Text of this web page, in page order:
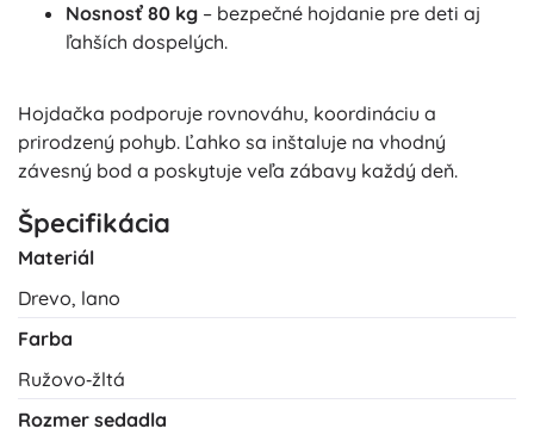
Nosnosť 80 kg – bezpečné hojdanie pre deti aj
ľahších dospelých.
Hojdačka podporuje rovnováhu, koordináciu a
prirodzený pohyb. Ľahko sa inštaluje na vhodný
závesný bod a poskytuje veľa zábavy každý deň.
Špecifikácia
Materiál
Drevo, lano
Farba
Ružovo‑žltá
Rozmer sedadla